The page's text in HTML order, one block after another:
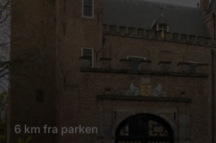
6 km fra parken